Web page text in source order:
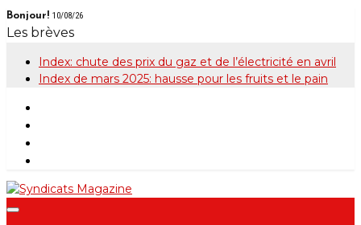
Skip
to
Bonjour! 10/08/26
Les brèves
Index: chute des prix du gaz et de l’électricité en avril
Index de mars 2025: hausse pour les fruits et le pain
Syndicats
Le magazine de la FGTB